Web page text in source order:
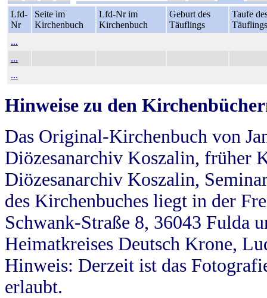
Lfd-
Nr
Seite im
Kirchenbuch
Lfd-Nr im
Kirchenbuch
Geburt des
Täuflings
Taufe
Täuflings
...
...
...
Hinweise zu den
Das Original-Kirchenbuch von
Diözesanarchiv Koszalin, früher
Diözesanarchiv Koszalin,
des Kirchenbuches liegt in der
Schwank-Straße 8, 36043 Fulda
Heimatkreises Deutsch Krone,
Hinweis: Derzeit ist das
erlaubt.